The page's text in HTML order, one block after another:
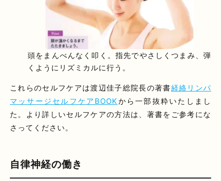
頭をまんべんなく叩く。指先でやさしくつまみ、弾
くようにリズミカルに行う。
これらのセルフケアは渡辺佳子総院長の著書経絡リンパ
マッサージセルフケアBOOK から一部抜粋いたしまし
た。より詳しいセルフケアの方法は、著書をご参考にな
さってください。
自律神経の働き